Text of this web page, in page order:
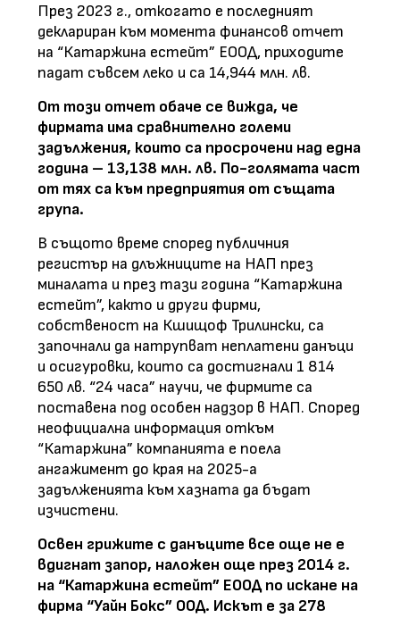
През 2023 г., откогато е последният
деклариран към момента финансов отчет
на “Катаржина естейт” ЕООД, приходите
падат съвсем леко и са 14,944 млн. лв.
От този отчет обаче се вижда, че
фирмата има сравнително големи
задължения, които са просрочени над една
година – 13,138 млн. лв. По-голямата част
от тях са към предприятия от същата
група.
В същото време според публичния
регистър на длъжниците на НАП през
миналата и през тази година “Катаржина
естейт”, както и други фирми,
собственост на Кшищоф Трилински, са
започнали да натрупват неплатени данъци
и осигуровки, които са достигнали 1 814
650 лв. “24 часа” научи, че фирмите са
поставена под особен надзор в НАП. Според
неофициална информация откъм
“Катаржина” компанията е поела
ангажимент до края на 2025-а
задълженията към хазната да бъдат
изчистени.
Освен грижите с данъците все още не е
вдигнат запор, наложен още през 2014 г.
на “Катаржина естейт” ЕООД по искане на
фирма “Уайн Бокс” ООД. Искът е за 278